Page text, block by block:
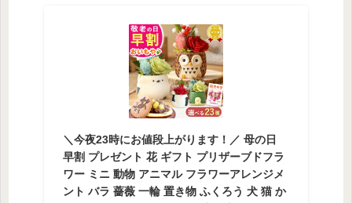
＼今夜23時にお値段上がります！／ 母の日
早割 プレゼント 花 ギフト プリザーブドフラ
ワー ミニ 動物 アニマル フラワーアレンジメ
ント バラ 薔薇 一輪 置き物 ふくろう 犬 猫 か